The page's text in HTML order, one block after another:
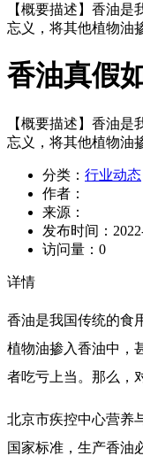
【概要描述】 香油是
忘义，将其他植物油
香油真假
【概要描述】 香油是
忘义，将其他植物油
分类： 行业动态
作者：
来源：
发布时间：
访问量： 0
详情
香油是我国传统的食
植物油掺入香油中，
者吃亏上当。那么，
北京市疾控中心营养
国家标准，生产香油